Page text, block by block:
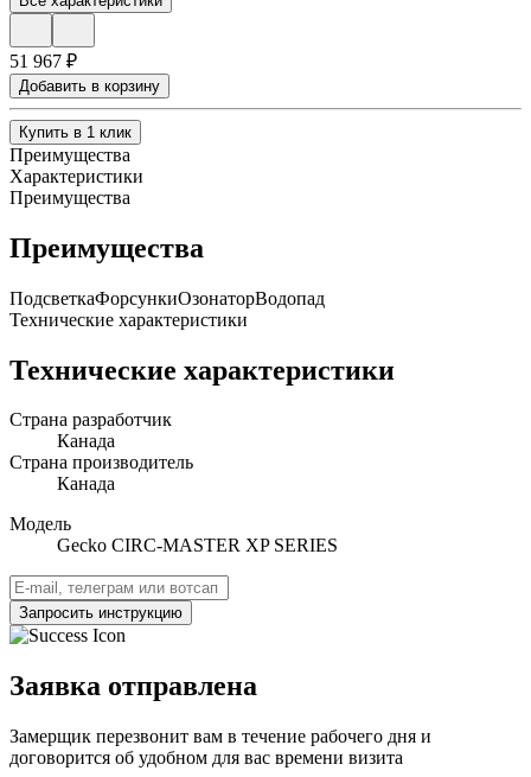
51 967 ₽
Добавить в корзину
Купить в 1 клик
Преимущества
Характеристики
Преимущества
Преимущества
ПодсветкаФорсункиОзонаторВодопад
Технические характеристики
Технические характеристики
Страна разработчик
Канада
Страна производитель
Канада
Модель
Gecko CIRC-MASTER XP SERIES
Запросить инструкцию
Заявка отправлена
Замерщик перезвонит вам в течение рабочего дня и
договорится об удобном для вас времени визита